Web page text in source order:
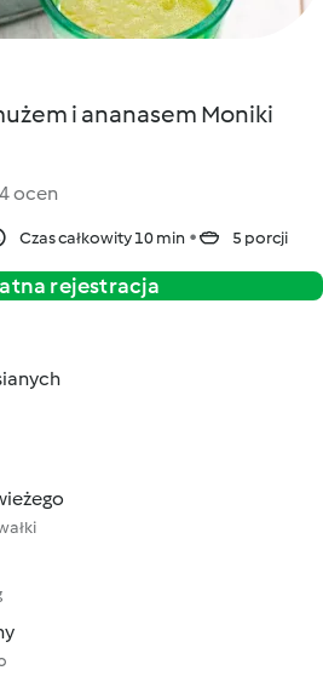
i ananasem Moniki
ocen
Czas całkowity 10 min 5 porcji
rejestracja